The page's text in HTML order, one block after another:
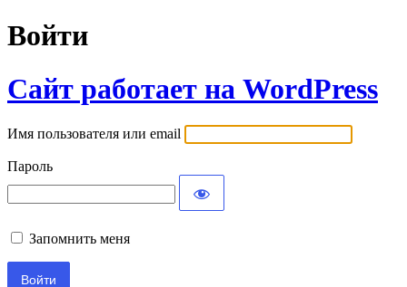
Войти
Сайт работает на WordPress
Имя пользователя или email
Пароль
Запомнить меня